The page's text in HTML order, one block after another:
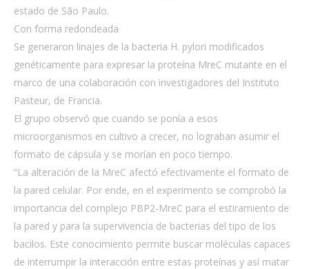
estado de São Paulo.
Con forma redondeada
Se generaron linajes de la bacteria H. pylori modificados
genéticamente para expresar la proteína MreC mutante en el
marco de una colaboración con investigadores del Instituto
Pasteur, de Francia.
El grupo observó que cuando se ponía a esos
microorganismos en cultivo a crecer, no lograban asumir el
formato de cápsula y se morían en poco tiempo.
“La alteración de la MreC afectó efectivamente el formato de
la pared celular. Por ende, en el experimento se comprobó la
importancia del complejo PBP2-MreC para el estiramiento de
la pared y para la supervivencia de bacterias del tipo de los
bacilos. Este conocimiento permite buscar moléculas capaces
de interrumpir la interacción entre estas proteínas y así matar